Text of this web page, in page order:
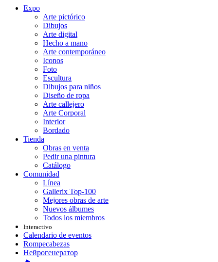
Expo
Arte pictórico
Dibujos
Arte digital
Hecho a mano
Arte contemporáneo
Iconos
Foto
Escultura
Dibujos para niños
Diseño de ropa
Arte callejero
Arte Corporal
Interior
Bordado
Tienda
Obras en venta
Pedir una pintura
Catálogo
Comunidad
Línea
Gallerix Top-100
Mejores obras de arte
Nuevos álbumes
Todos los miembros
Interactivo
Calendario de eventos
Rompecabezas
Нейрогенератор